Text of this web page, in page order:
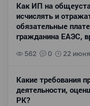
Как ИП на
исчислять и
обязательные
гражданина ЕАЭС,
562 0 22
Какие требования
деятельности,
РК?